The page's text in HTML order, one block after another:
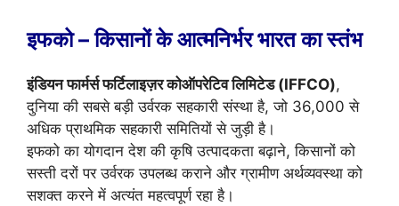
इफको – किसानों के आत्मनिर्भर भारत का स्तंभ
इंडियन फार्मर्स फर्टिलाइज़र कोऑपरेटिव लिमिटेड (IFFCO),
दुनिया की सबसे बड़ी उर्वरक सहकारी संस्था है, जो 36,000 से
अधिक प्राथमिक सहकारी समितियों से जुड़ी है।
इफको का योगदान देश की कृषि उत्पादकता बढ़ाने, किसानों को
सस्ती दरों पर उर्वरक उपलब्ध कराने और ग्रामीण अर्थव्यवस्था को
सशक्त करने में अत्यंत महत्वपूर्ण रहा है।